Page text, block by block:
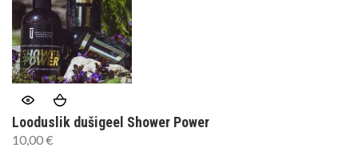
Looduslik dušigeel Shower Power
10,00€